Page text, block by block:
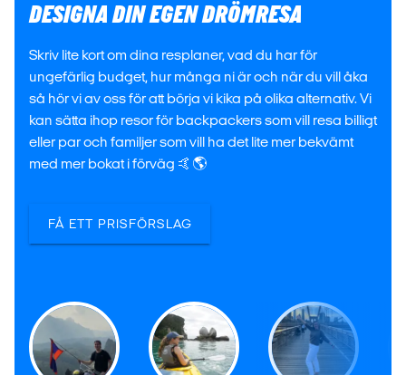
DESIGNA DIN EGEN DRÖMRESA
Skriv lite kort om dina resplaner, vad du har för
ungefärlig budget, hur många ni är och när du vill åka
så hör vi av oss för att börja vi kika på olika alternativ. Vi
kan sätta ihop resor för backpackers som vill resa billigt
eller par och familjer som vill ha det lite mer bekvämt
med mer bokat i förväg 🤙🌎
FÅ ETT PRISFÖRSLAG